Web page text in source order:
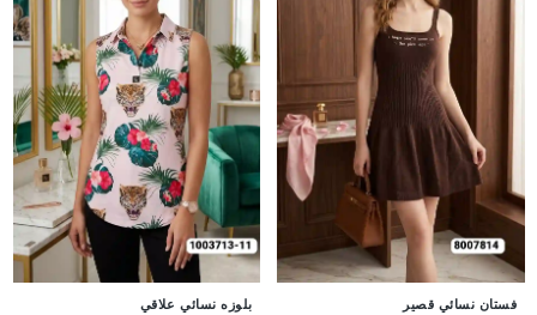
فستان نسائي قصير بلوزه نسائي علاقي